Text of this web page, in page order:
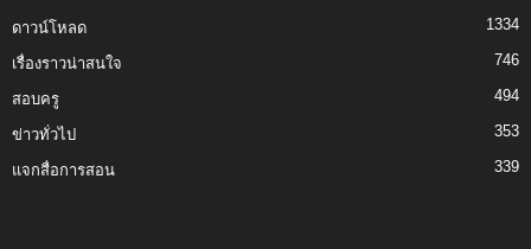
ดาวน์โหลด 1334
เรื่องราวน่าสนใจ 746
สอบครู 494
ข่าวทั่วไป 353
แจกสื่อการสอน 339